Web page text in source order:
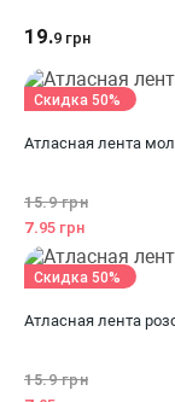
19.9 грн
Атласная лента
15.9 грн
7.95 грн
Скидка 50%
Атласная лента
15.9 грн
Скидка 50%